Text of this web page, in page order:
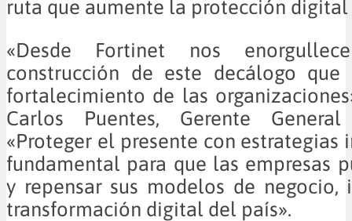
ruta que aumente la protección
«Desde Fortinet nos
construcción de este decálogo
fortalecimiento de las
Carlos Puentes, Gerente
«Proteger el presente con estrategias
fundamental para que las empresas
y repensar sus modelos de negocio,
transformación digital del país».